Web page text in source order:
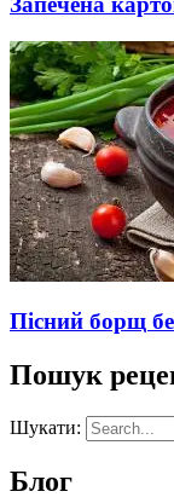
Пісний борщ
Пошук
Шукати:
Блог